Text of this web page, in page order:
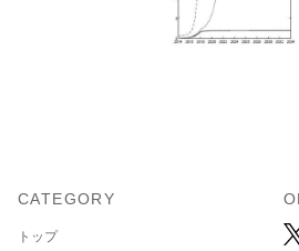
CATEGORY
トップ